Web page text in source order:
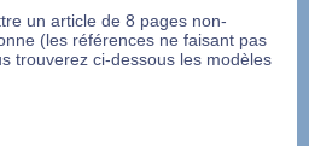
un article de 8 pages non-
(les références ne faisant pas
trouverez ci-dessous les modèles